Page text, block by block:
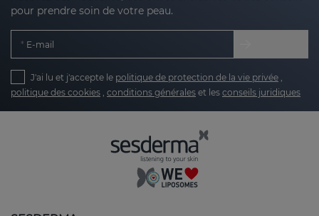
Encourage skin regeneration
natural process of cell renewal.
Clarify and smooth texture: reducing the
: minimising the appearance of
hyperpigmentation marks or redness.
routine
pour prendre soin de votre peau.
E-mail
J'ai lu et j'accepte le politique de protection de la vie privée ,
politique des cookies , conditions générales et les conseils juridiques